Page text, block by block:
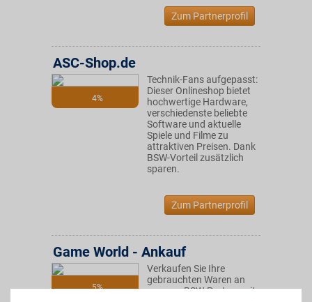
Zum Partnerprofil
4%
ASC-Shop.de
Technik-Fans aufgepasst:
Dieser Onlineshop bietet
hochwertige Hardware,
verschiedenste beliebte
Software und aktuelle
Spiele und Filme zu
attraktiven Preisen. Dank
BSW-Vorteil zusätzlich
sparen.
Zum Partnerprofil
5%
Game World - Ankauf
Verkaufen Sie Ihre
gebrauchten Waren an
unseren BSW-Partner mit